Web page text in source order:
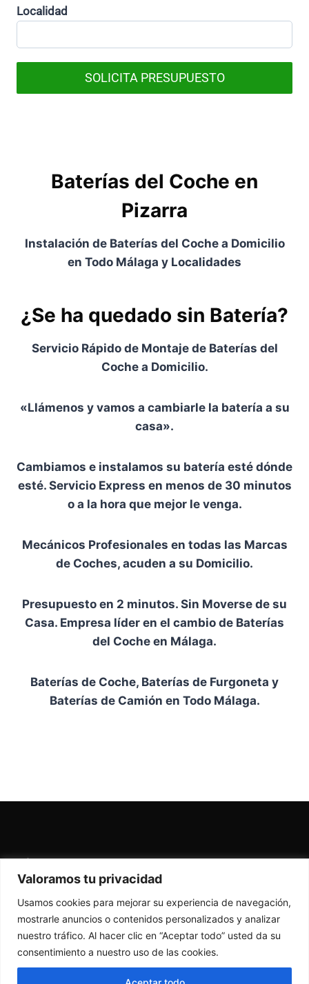
Valoramos tu privacidad
Usamos cookies para mejorar su experiencia de navegación,
mostrarle anuncios o contenidos personalizados y analizar
nuestro tráfico. Al hacer clic en “Aceptar todo” usted da su
consentimiento a nuestro uso de las cookies.
Localidad
SOLICITA PRESUPUESTO
Baterías del Coche en
Pizarra
Instalación de Baterías del Coche a Domicilio
en Todo Málaga y Localidades
¿Se ha quedado sin Batería?
Servicio Rápido de Montaje de Baterías del
Coche a Domicilio.
«Llámenos y vamos a cambiarle la batería a su
casa».
Cambiamos e instalamos su batería esté dónde
esté. Servicio Express en menos de 30 minutos
o a la hora que mejor le venga.
Mecánicos Profesionales en todas las Marcas
de Coches, acuden a su Domicilio.
Presupuesto en 2 minutos. Sin Moverse de su
Casa. Empresa líder en el cambio de Baterías
del Coche en Málaga.
Baterías de Coche, Baterías de Furgoneta y
Baterías de Camión en Todo Málaga.
Garantía